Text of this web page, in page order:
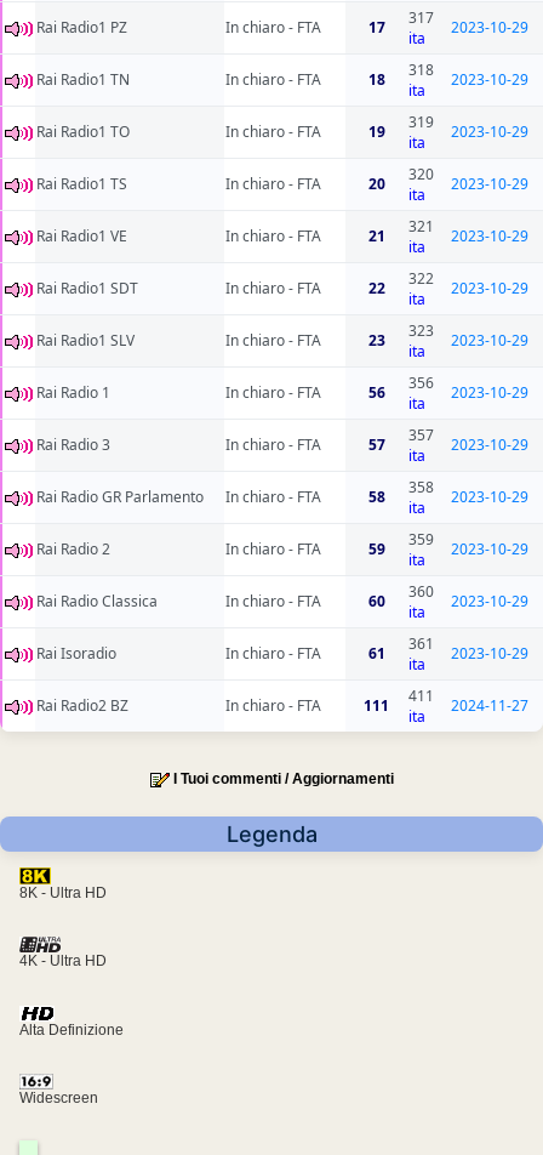
Rai Radio1 PZ In chiaro - FTA 17
317
ita
2023-10-29
Rai Radio1 TN In chiaro - FTA 18
318
ita
2023-10-29
Rai Radio1 TO In chiaro - FTA 19
319
ita
2023-10-29
Rai Radio1 TS In chiaro - FTA 20
320
ita
2023-10-29
Rai Radio1 VE In chiaro - FTA 21
321
ita
2023-10-29
Rai Radio1 SDT In chiaro - FTA 22
322
ita
2023-10-29
Rai Radio1 SLV In chiaro - FTA 23
323
ita
2023-10-29
Rai Radio 1 In chiaro - FTA 56
356
ita
2023-10-29
Rai Radio 3 In chiaro - FTA 57
357
ita
2023-10-29
Rai Radio GR Parlamento In chiaro - FTA 58
358
ita
2023-10-29
Rai Radio 2 In chiaro - FTA 59
359
ita
2023-10-29
Rai Radio Classica In chiaro - FTA 60
360
ita
2023-10-29
Rai Isoradio In chiaro - FTA 61
361
ita
2023-10-29
Rai Radio2 BZ In chiaro - FTA 111
411
ita
2024-11-27
I Tuoi commenti / Aggiornamenti
Legenda
8K - Ultra HD
4K - Ultra HD
Alta Definizione
Widescreen